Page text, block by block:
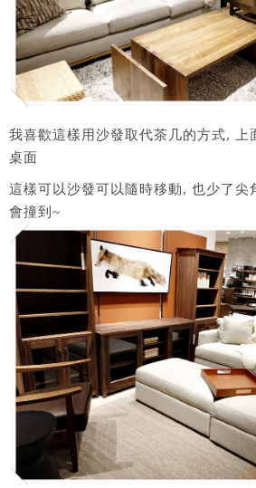
我喜歡這樣用沙發取代茶几的方式, 上
桌面
這樣可以沙發可以隨時移動, 也少了尖
會撞到~